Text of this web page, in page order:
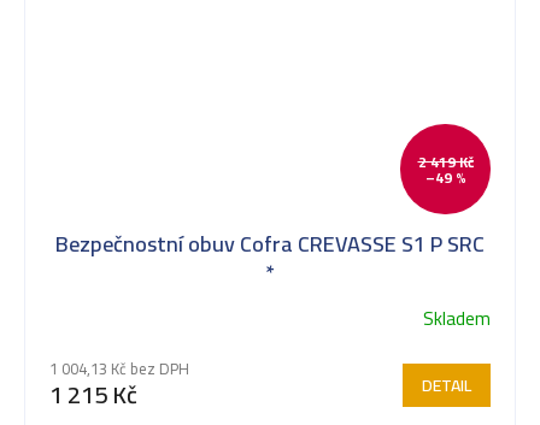
2 419 Kč
–49 %
Bezpečnostní obuv Cofra CREVASSE S1 P SRC
*
Skladem
1 004,13 Kč bez DPH
1 215 Kč DETAIL